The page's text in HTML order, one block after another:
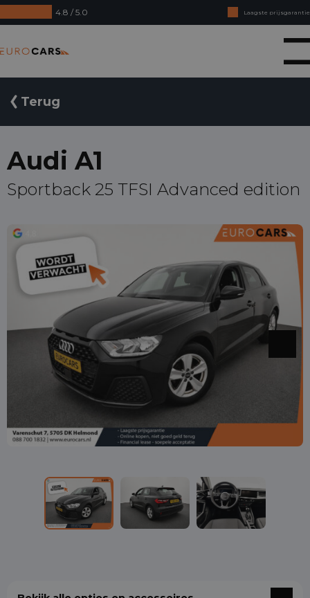
4.8 / 5.0
Laagste prijsgarantie
Online kopen, niet goed geld terug
Financial lease - Soepele acceptatie
Terug
Audi A1
Sportback 25 TFSI Advanced edition